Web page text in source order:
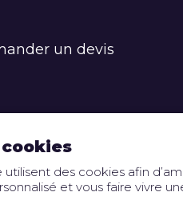
un devis
légalesdes cookies afin
et vous faire vivre